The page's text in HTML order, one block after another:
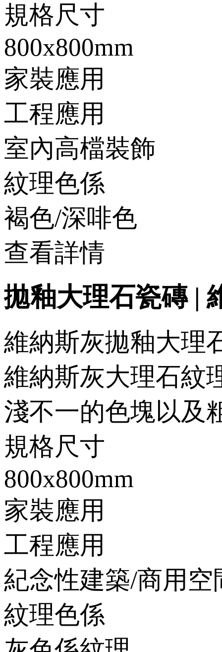
規格尺寸
800x800mm
家裝應用
工程應用
室內高檔裝飾
紋理色係
褐色/深啡色
查看詳情
拋釉大理石瓷磚 |
維納斯灰拋釉大理
維納斯灰大理石紋理
淺不一的色塊以及
規格尺寸
800x800mm
家裝應用
工程應用
紀念性建築/商用
紋理色係